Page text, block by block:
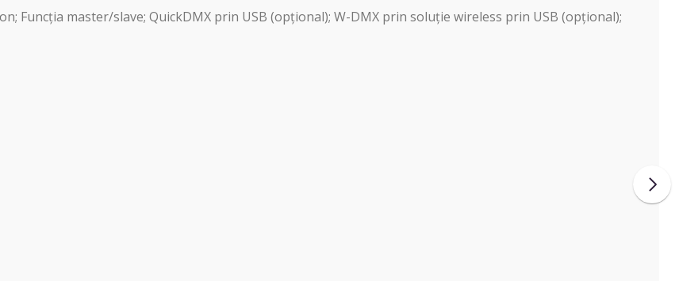
Funcția master/slave; QuickDMX prin USB (opțional); W-DMX prin soluție wireless prin USB (opțional);